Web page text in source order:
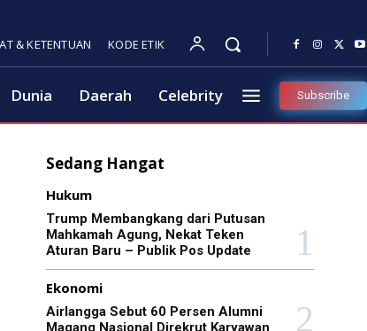
& KETENTUAN KODE ETIK
Dunia Daerah Celebrity Subscribe
Sedang Hangat
Hukum
Trump Membangkang dari Putusan
Mahkamah Agung, Nekat Teken
Aturan Baru – Publik Pos Update
Ekonomi
Airlangga Sebut 60 Persen Alumni
Magang Nasional Direkrut Karyawan